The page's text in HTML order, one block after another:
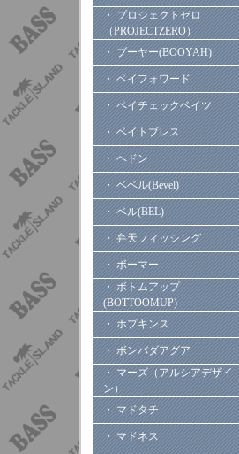
・ プロジェクトゼロ
（PROJECTZERO）
・ ブーヤー(BOOYAH)
・ ペイフォワード
・ ペイチェックベイツ
・ ベイトブレス
・ ヘドン
・ ベベル(Bevel)
・ ベル(BEL)
・ 弁天フィッシング
・ ボーマー
・ ボトムアップ
(BOTTOOMUP)
・ ホプキンス
・ ボンバダアグア
・ マーズ（アルシアデザイ
ン）
・ マドタチ
・ マドネス